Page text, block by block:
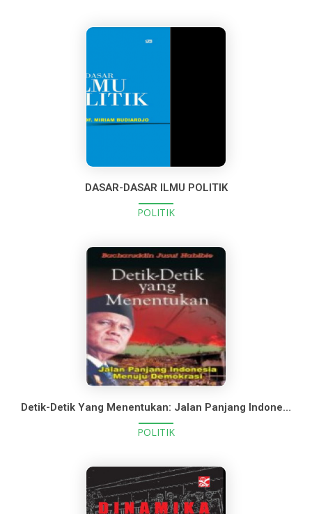
DASAR-DASAR ILMU POLITIK
POLITIK
Detik-Detik Yang Menentukan: Jalan Panjang Indonesia Menuju Demokrasi
POLITIK